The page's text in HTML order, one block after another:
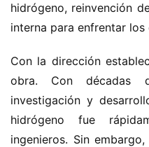
hidrógeno, reinvención
interna para enfrentar
Con la dirección
obra. Con décadas
investigación y
hidrógeno fue
ingenieros. Sin